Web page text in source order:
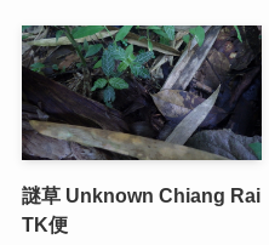
謎草 Unknown Chiang Rai
TK便